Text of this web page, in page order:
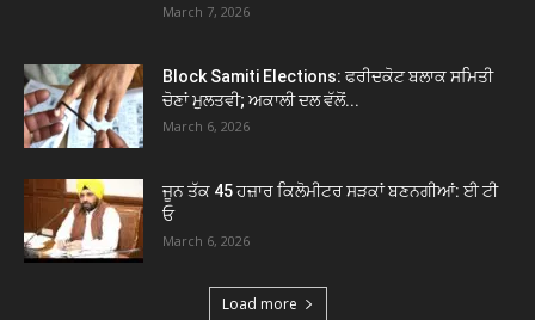
March 7, 2026
Block Samiti Elections: ਫਰੀਦਕੋਟ ਬਲਾਕ ਸਮਿਤੀ
ਚੋਣਾਂ ਮੁਲਤਵੀ; ਅਕਾਲੀ ਦਲ ਵੱਲੋਂ...
March 6, 2026
ਜੂਨ ਤੱਕ 45 ਹਜ਼ਾਰ ਕਿਲੋਮੀਟਰ ਸੜਕਾਂ ਬਣਨਗੀਆਂ: ਈ ਟੀ
ਓ
March 6, 2026
Load more